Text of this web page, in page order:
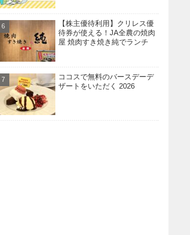
【株主優待利用】クリレス優
待券が使える！JA全農の焼肉
屋 焼肉すき焼き純でランチ
ココスで無料のバースデーデ
ザートをいただく 2026